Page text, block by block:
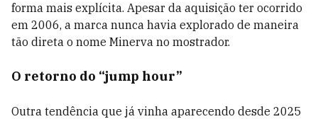
forma mais explícita. Apesar da aquisição ter ocorrido
em 2006, a marca nunca havia explorado de maneira
tão direta o nome Minerva no mostrador.
O retorno do “jump hour”
Outra tendência que já vinha aparecendo desde 2025